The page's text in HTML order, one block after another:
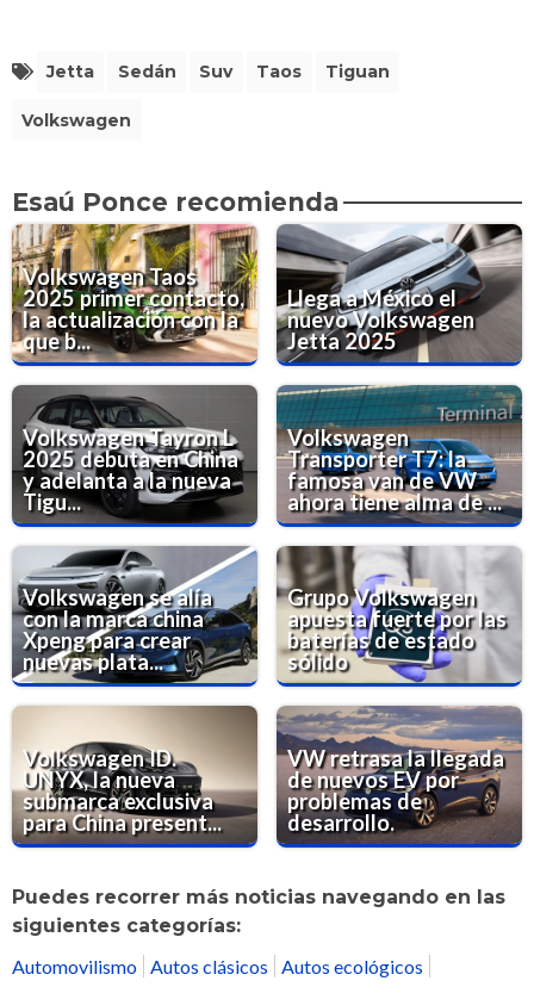
Jetta Sedán Suv Taos Tiguan
Volkswagen
Esaú Ponce recomienda
Volkswagen Taos
2025 primer contacto,
la actualización con la
que b...
Llega a México el
nuevo Volkswagen
Jetta 2025
Volkswagen Tayron L
2025 debuta en China
y adelanta a la nueva
Tigu...
Volkswagen
Transporter T7: la
famosa van de VW
ahora tiene alma de ...
Volkswagen se alía
con la marca china
Xpeng para crear
nuevas plata...
Grupo Volkswagen
apuesta fuerte por las
baterías de estado
sólido
Volkswagen ID.
UNYX, la nueva
submarca exclusiva
para China present...
VW retrasa la llegada
de nuevos EV por
problemas de
desarrollo.
Puedes recorrer más noticias navegando en las
siguientes categorías:
Automovilismo
Autos clásicos
Autos ecológicos